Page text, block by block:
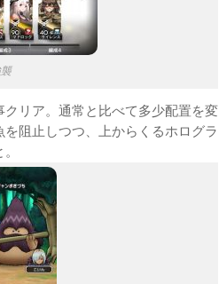
リア。通常と比べて多少配置を変
阻止しつつ、上からくるホログラ